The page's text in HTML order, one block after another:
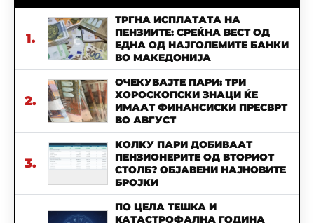
1.
ТРГНА ИСПЛАТАТА НА
ПЕНЗИИТЕ: СРЕЌНА ВЕСТ ОД
ЕДНА ОД НАЈГОЛЕМИТЕ БАНКИ
ВО МАКЕДОНИЈА
2.
ОЧЕКУВАЈТЕ ПАРИ: ТРИ
ХОРОСКОПСКИ ЗНАЦИ ЌЕ
ИМААТ ФИНАНСИСКИ ПРЕСВРТ
ВО АВГУСТ
3.
КОЛКУ ПАРИ ДОБИВААТ
ПЕНЗИОНЕРИТЕ ОД ВТОРИОТ
СТОЛБ? ОБЈАВЕНИ НАЈНОВИТЕ
БРОЈКИ
ПО ЦЕЛА ТЕШКА И
КАТАСТРОФАЛНА ГОДИНА